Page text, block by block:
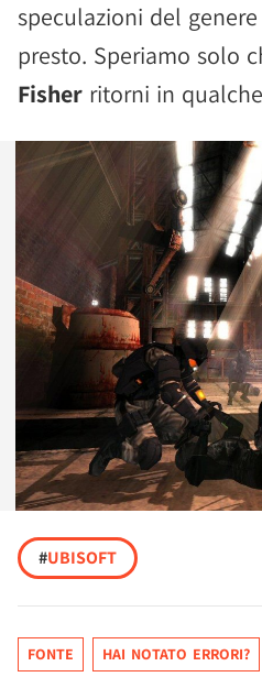
speculazioni del
presto. Speriamo solo
Fisher ritorni in
#UBISOFT
FONTE HAI NOTATO ERRORI?